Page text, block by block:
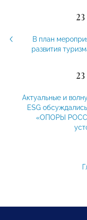
В план
развития
Актуальные и
ESG
«ОПОРЫ